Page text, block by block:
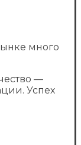
много
—
Успех